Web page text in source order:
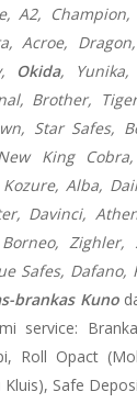
A2, Champion,
Acroe,
Okida, Yunika,
Brother,
Star Safes,
King
Alba,
Davinci,
Zighler,
Safes, Dafano,
brankas Kuno
service:
Roll Opact
Safe